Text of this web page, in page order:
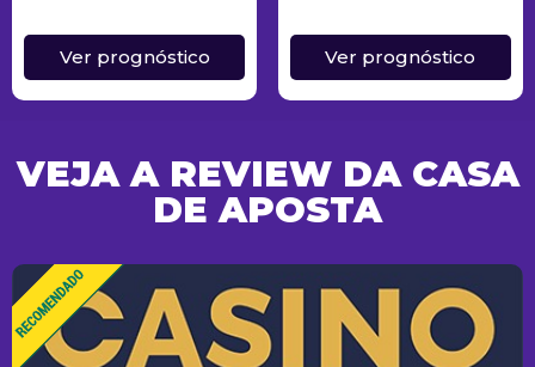
Ver prognóstico Ver prognóstico
VEJA A REVIEW DA CASA
DE APOSTA